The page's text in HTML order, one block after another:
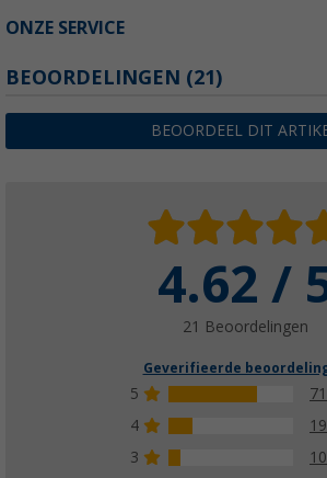
ONZE SERVICE
BEOORDELINGEN (21)
BEOORDEEL DIT
4.62 /
21 Beoordelingen
Geverifieerde
5
4
3